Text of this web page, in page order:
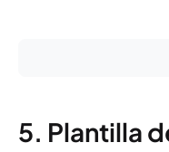
5. Plantilla